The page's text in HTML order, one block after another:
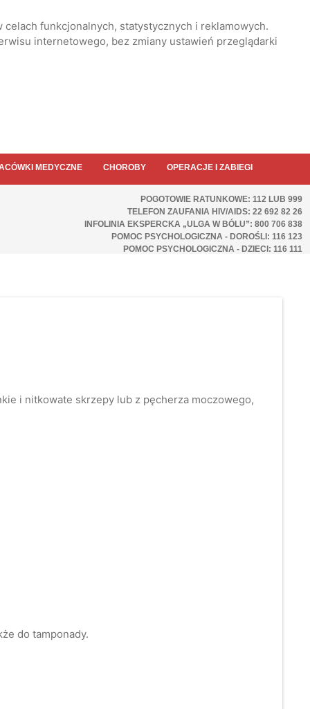
funkcjonalnych, statystycznych i reklamowych.
internetowego, bez zmiany ustawień przeglądarki
MEDYCZNE CHOROBY OPERACJE I ZABIEGI
POGOTOWIE RATUNKOWE: 112 LUB 999
TELEFON ZAUFANIA HIV/AIDS: 22 692 82 26
INFOLINIA EKSPERCKA „ULGA W BÓLU”: 800 706 838
POMOC PSYCHOLOGICZNA - DOROŚLI: 116 123
POMOC PSYCHOLOGICZNA - DZIECI: 116 111
i nitkowate skrzepy lub z pęcherza moczowego,
do tamponady.